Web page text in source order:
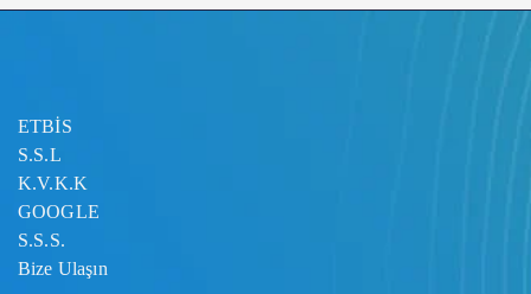
ETBİS
S.S.L
K.V.K.K
GOOGLE
S.S.S.
Bize Ulaşın